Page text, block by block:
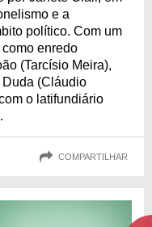
e a
político. Com um
enredo
(Tarcísio Meira),
(Cláudio
o latifundiário
COMPARTILHAR